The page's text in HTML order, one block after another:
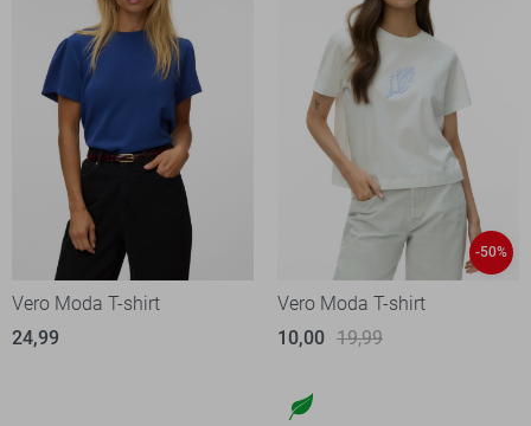
Vero Moda T-shirt
24,99
-50%
Vero Moda T-shirt
10,00 19,99